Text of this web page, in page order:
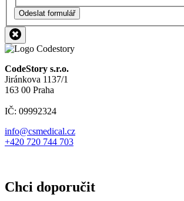
Odeslat formulář
CodeStory s.r.o.
Jiránkova 1137/1
163 00 Praha
IČ: 09992324
info@csmedical.cz
+420 720 744 703
Chci doporučit